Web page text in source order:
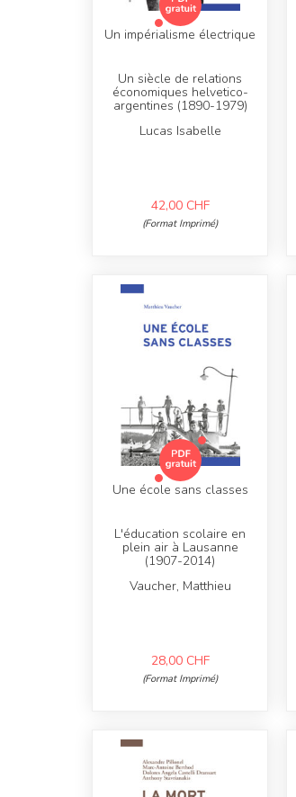
Un impérialisme électrique
Un siècle de relations
économiques helvetico-
argentines (1890-1979)
Lucas Isabelle
42,00 CHF
(Format Imprimé)
Une école sans classes
L'éducation scolaire en
plein air à Lausanne
(1907-2014)
Vaucher, Matthieu
28,00 CHF
(Format Imprimé)